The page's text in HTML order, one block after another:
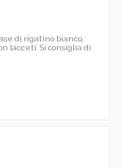
di rigatino bianco,
lacceti. Si consiglia di